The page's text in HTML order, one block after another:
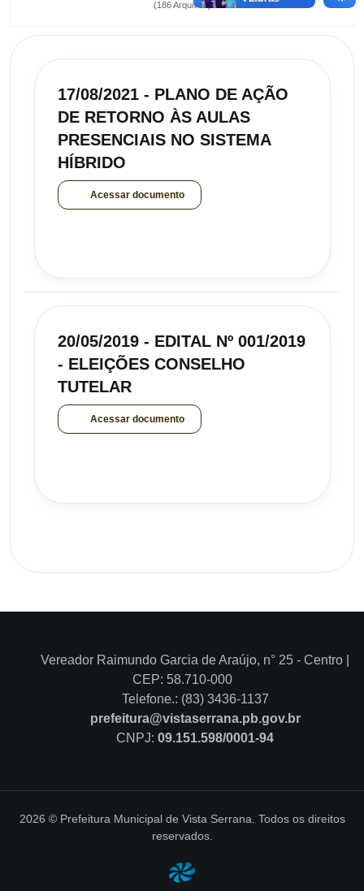
(186 Arquivos)
17/08/2021 - PLANO DE AÇÃO
DE RETORNO ÀS AULAS
PRESENCIAIS NO SISTEMA
HÍBRIDO
Acessar documento
20/05/2019 - EDITAL Nº 001/2019
- ELEIÇÕES CONSELHO
TUTELAR
Acessar documento
Vereador Raimundo Garcia de Araújo, n° 25 - Centro |
CEP: 58.710-000
Telefone.: (83) 3436-1137
prefeitura@vistaserrana.pb.gov.br
CNPJ: 09.151.598/0001-94
2026 © Prefeitura Municipal de Vista Serrana. Todos os direitos
reservados.